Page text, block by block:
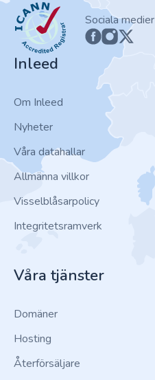
ICANN
Sociala medier
Inleed
Om Inleed
Nyheter
Våra datahallar
Allmänna villkor
Visselblåsarpolicy
Integritetsramverk
Våra tjänster
Domäner
Hosting
Återförsäljare